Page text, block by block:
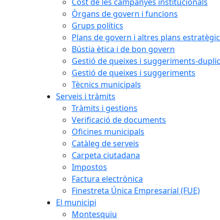
Òrgans de govern i funcions
Grups polítics
Plans de govern i altres plans
Bústia ètica i de bon govern
Gestió de queixes i suggeriments-
Gestió de queixes i suggeriments
Tècnics municipals
Serveis i tràmits
Tràmits i gestions
Verificació de documents
Oficines municipals
Catàleg de serveis
Carpeta ciutadana
Impostos
Factura electrònica
Finestreta Única Empresarial (FUE)
El municipi
Montesquiu